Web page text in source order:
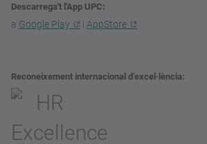
Descarrega't l'App UPC
a Google Play i AppStore
Reconeixement internacional d’excel·lència